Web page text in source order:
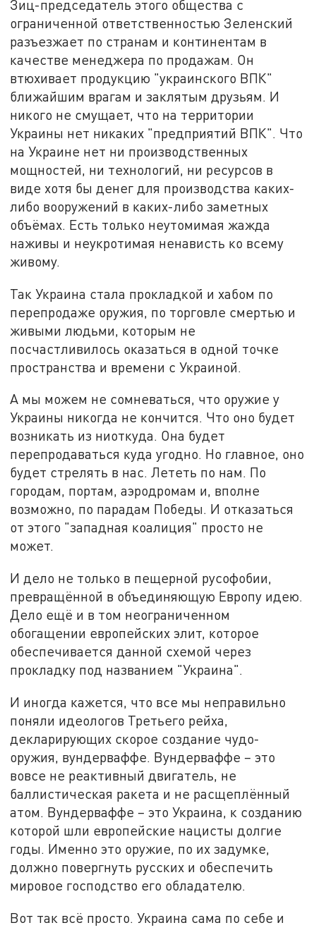
Зиц-председатель этого общества с
ограниченной ответственностью Зеленский
разъезжает по странам и континентам в
качестве менеджера по продажам. Он
втюхивает продукцию "украинского ВПК"
ближайшим врагам и заклятым друзьям. И
никого не смущает, что на территории
Украины нет никаких "предприятий ВПК". Что
на Украине нет ни производственных
мощностей, ни технологий, ни ресурсов в
виде хотя бы денег для производства каких-
либо вооружений в каких-либо заметных
объёмах. Есть только неутомимая жажда
наживы и неукротимая ненависть ко всему
живому.
Так Украина стала прокладкой и хабом по
перепродаже оружия, по торговле смертью и
живыми людьми, которым не
посчастливилось оказаться в одной точке
пространства и времени с Украиной.
А мы можем не сомневаться, что оружие у
Украины никогда не кончится. Что оно будет
возникать из ниоткуда. Она будет
перепродаваться куда угодно. Но главное, оно
будет стрелять в нас. Лететь по нам. По
городам, портам, аэродромам и, вполне
возможно, по парадам Победы. И отказаться
от этого "западная коалиция" просто не
может.
И дело не только в пещерной русофобии,
превращённой в объединяющую Европу идею.
Дело ещё и в том неограниченном
обогащении европейских элит, которое
обеспечивается данной схемой через
прокладку под названием "Украина".
И иногда кажется, что все мы неправильно
поняли идеологов Третьего рейха,
декларирующих скорое создание чудо-
оружия, вундерваффе. Вундерваффе – это
вовсе не реактивный двигатель, не
баллистическая ракета и не расщеплённый
атом. Вундерваффе – это Украина, к созданию
которой шли европейские нацисты долгие
годы. Именно это оружие, по их задумке,
должно повергнуть русских и обеспечить
мировое господство его обладателю.
Вот так всё просто. Украина сама по себе и